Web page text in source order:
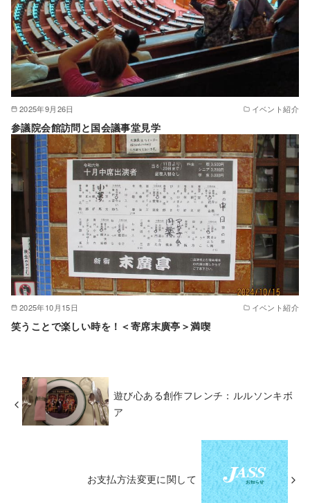
2025年9月26日 イベント紹介
参議院会館訪問と国会議事堂見学
2025年10月15日 イベント紹介
笑うことで楽しい時を！＜寄席末廣亭＞満喫
遊び心ある創作フレンチ：ルルソンキボ
ア
お支払方法変更に関して